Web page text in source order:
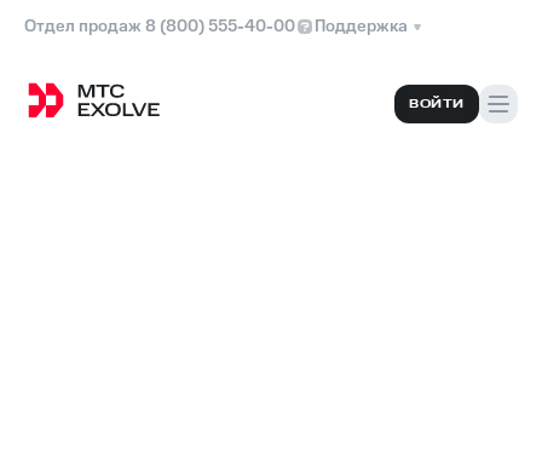
Отдел продаж 8 (800) 555-40-00 Поддержка
ВОЙТИ